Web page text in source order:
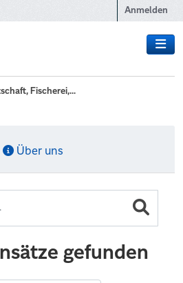
Anmelden
Fischerei,...
Über uns
gefunden